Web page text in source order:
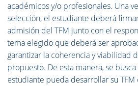
académicos y/o profesionales. Una
selección, el estudiante deberá
admisión del TFM junto con el
tema elegido que deberá ser
garantizar la coherencia y viabilidad
propuesto. De esta manera, se
estudiante pueda desarrollar su TFM